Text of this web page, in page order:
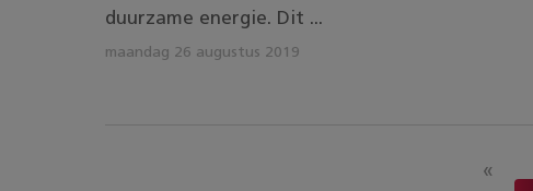
duurzame energie. Dit ...
maandag 26 augustus 2019
«